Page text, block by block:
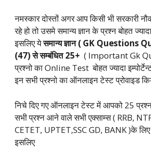
नमस्कार दोस्तों अगर आप किसी भी सरकारी
रहे हो तो उसमे समान्य ज्ञान के प्रश्न बोहत
इसलिए येसमान्य ज्ञान ( GK Questions
(47) से सम्बंधित 25+ ( Important Gk
प्रश्नो का Online Test बोहत ज्यादा
इन सभी प्रश्नो का ऑनलाइन टेस्ट प्रोवाइड
निचे दिए गए ऑनलाइन टेस्ट में आपको 25 प्रश्न
सभी प्रश्न आने वाले सभी एक्साम्स ( RRB,
CETET, UPTET,SSC GD, BANK )के लिए
इसलिए